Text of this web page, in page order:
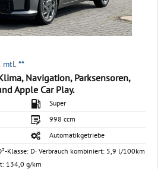
mtl. **
Navigation, Parksensoren,
Apple Car Play.
Super
998 ccm
Automatikgetriebe
Klasse: D· Verbrauch kombiniert: 5,9 l/100km
134,0 g/km